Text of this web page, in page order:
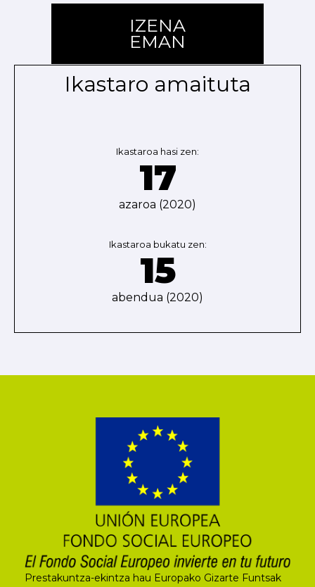
IZENA
EMAN
Ikastaro amaituta
Ikastaroa hasi zen:
17
azaroa (2020)
Ikastaroa bukatu zen:
15
abendua (2020)
Prestakuntza-ekintza hau Europako Gizarte Funtsak